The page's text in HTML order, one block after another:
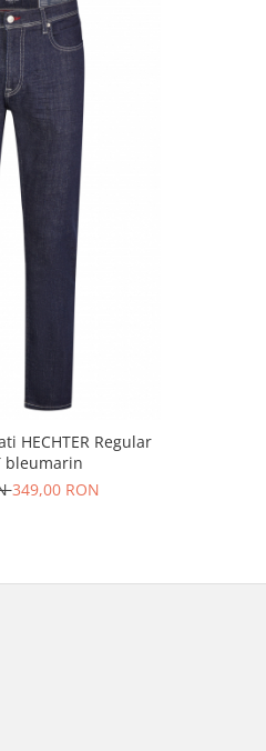
HECHTER Regular
BELFORT bleumarin
349,00 RON